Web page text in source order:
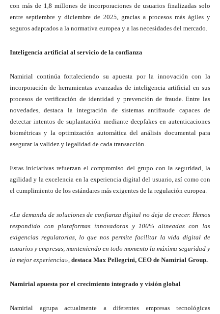
con más de 1,8 millones de incorporaciones de usuarios finalizadas solo
entre septiembre y diciembre de 2025, gracias a procesos más ágiles y
seguros adaptados a la normativa europea y a las necesidades del mercado.
Inteligencia artificial al servicio de la confianza
Namirial continúa fortaleciendo su apuesta por la innovación con la
incorporación de herramientas avanzadas de inteligencia artificial en sus
procesos de verificación de identidad y prevención de fraude. Entre las
novedades, destaca la integración de sistemas antifraude capaces de
detectar intentos de suplantación mediante deepfakes en autenticaciones
biométricas y la optimización automática del análisis documental para
asegurar la validez y legalidad de cada transacción.
Estas iniciativas refuerzan el compromiso del grupo con la seguridad, la
agilidad y la excelencia en la experiencia digital del usuario, así como con
el cumplimiento de los estándares más exigentes de la regulación europea.
«La demanda de soluciones de confianza digital no deja de crecer. Hemos
respondido con plataformas innovadoras y 100% alineadas con las
exigencias regulatorias, lo que nos permite facilitar la vida digital de
usuarios y empresas, manteniendo en todo momento la máxima seguridad y
la mejor experiencia», destaca Max Pellegrini, CEO de Namirial Group.
Namirial apuesta por el crecimiento integrado y visión global
Namirial agrupa actualmente a diferentes empresas tecnológicas